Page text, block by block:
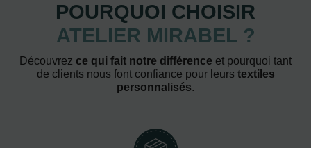
POURQUOI CHOISIR
ATELIER MIRABEL ?
Découvrez ce qui fait notre différence et pourquoi tant
de clients nous font confiance pour leurs textiles
personnalisés.